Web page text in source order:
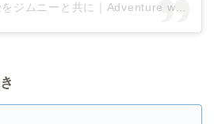
Mori｜子どもとの冒険をジムニーと共に｜Adventure with kids on the Jimny